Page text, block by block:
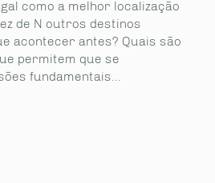
como a melhor localização
de N outros destinos
acontecer antes? Quais são
permitem que se
fundamentais...